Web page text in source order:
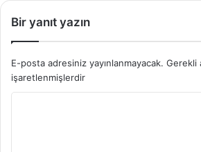
Bir yanıt yazın
E-posta adresiniz yayınlanmayacak. Gerekli
işaretlenmişlerdir